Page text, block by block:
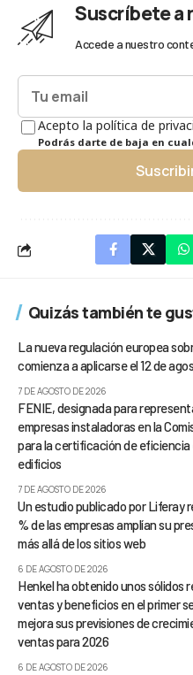
Suscríbete a
Accede a nuestro
Acepto la política de
Podrás darte de baja en
Quizás también te
La nueva regulación europea
comienza a aplicarse el 12 de
7 DE AGOSTO DE 2026
FENIE, designada para
empresas instaladoras en la
para la certificación de
edificios
7 DE AGOSTO DE 2026
Un estudio publicado por Liferay
% de las empresas amplían su
más allá de los sitios web
6 DE AGOSTO DE 2026
Henkel ha obtenido unos sólidos
ventas y beneficios en el primer
mejora sus previsiones de
ventas para 2026
6 DE AGOSTO DE 2026